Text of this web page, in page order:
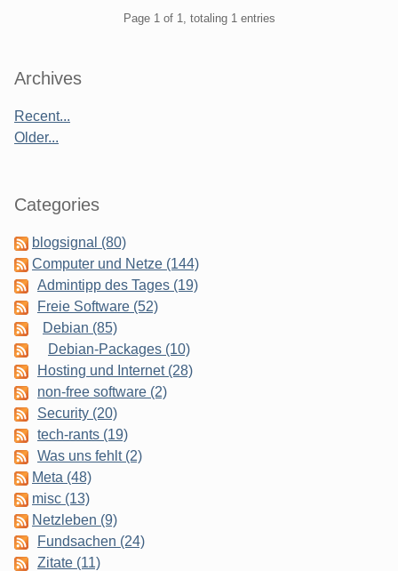
Page 1 of 1, totaling 1 entries
Sidebar
Archives
Recent...
Older...
Categories
blogsignal (80)
Computer und Netze (144)
Admintipp des Tages (19)
Freie Software (52)
Debian (85)
Debian-Packages (10)
Hosting und Internet (28)
non-free software (2)
Security (20)
tech-rants (19)
Was uns fehlt (2)
Meta (48)
misc (13)
Netzleben (9)
Fundsachen (24)
Zitate (11)